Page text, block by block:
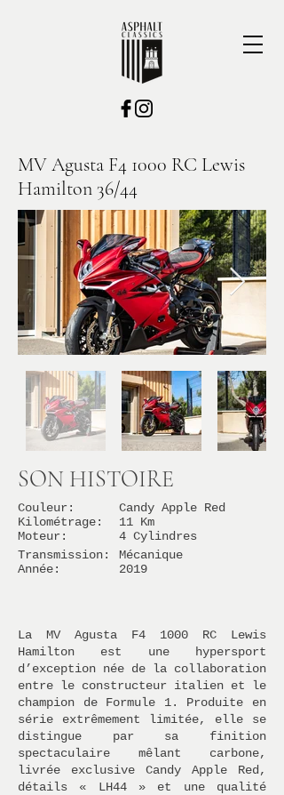
MV Agusta F4 1000 RC Lewis
Hamilton 36/44
SON HISTOIRE
Couleur:
Kilométrage:
Moteur:
Transmission:
Année:
Candy Apple Red
11 Km
4 Cylindres
Mécanique
2019
La MV Agusta F4 1000 RC Lewis
Hamilton est une hypersport
d’exception née de la collaboration
entre le constructeur italien et le
champion de Formule 1. Produite en
série extrêmement limitée, elle se
distingue par sa finition
spectaculaire mêlant carbone,
livrée exclusive Candy Apple Red,
détails « LH44 » et une qualité